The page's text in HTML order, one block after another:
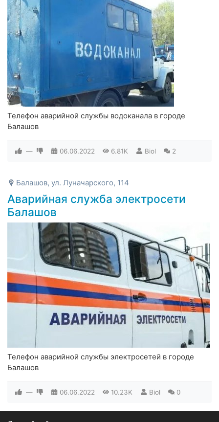
Телефон аварийной службы водоканала в городе
Балашов
— 06.06.2022 6.81K Biol 2
Балашов, ул. Луначарского, 114
Аварийная служба электросети
Балашов
Телефон аварийной службы электросетей в городе
Балашов
— 06.06.2022 10.23K Biol 0